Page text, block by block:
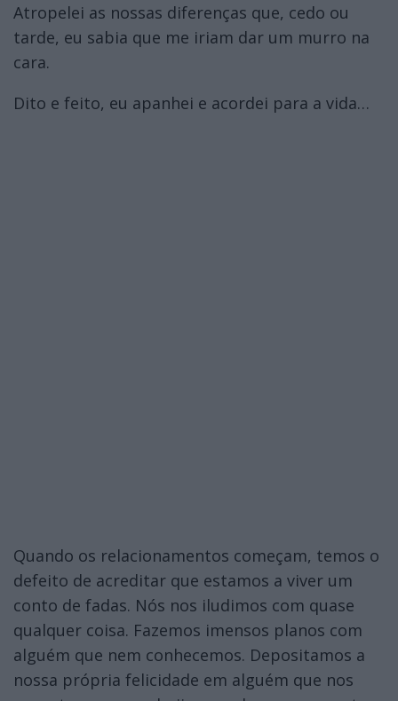
Atropelei as nossas diferenças que, cedo ou
tarde, eu sabia que me iriam dar um murro na
cara.
Dito e feito, eu apanhei e acordei para a vida…
Quando os relacionamentos começam, temos o
defeito de acreditar que estamos a viver um
conto de fadas. Nós nos iludimos com quase
qualquer coisa. Fazemos imensos planos com
alguém que nem conhecemos. Depositamos a
nossa própria felicidade em alguém que nos